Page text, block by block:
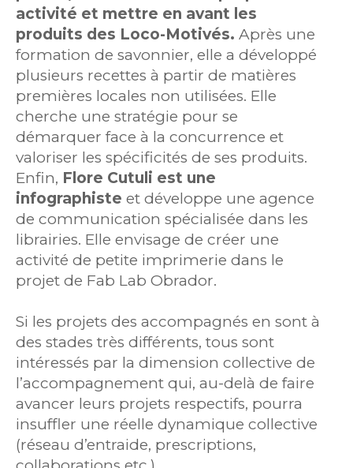
activité et mettre en avant les
produits des Loco-Motivés. Après une
formation de savonnier, elle a développé
plusieurs recettes à partir de matières
premières locales non utilisées. Elle
cherche une stratégie pour se
démarquer face à la concurrence et
valoriser les spécificités de ses produits.
Enfin, Flore Cutuli est une
infographiste et développe une agence
de communication spécialisée dans les
librairies. Elle envisage de créer une
activité de petite imprimerie dans le
projet de Fab Lab Obrador.
Si les projets des accompagnés en sont à
des stades très différents, tous sont
intéressés par la dimension collective de
l’accompagnement qui, au-delà de faire
avancer leurs projets respectifs, pourra
insuffler une réelle dynamique collective
(réseau d’entraide, prescriptions,